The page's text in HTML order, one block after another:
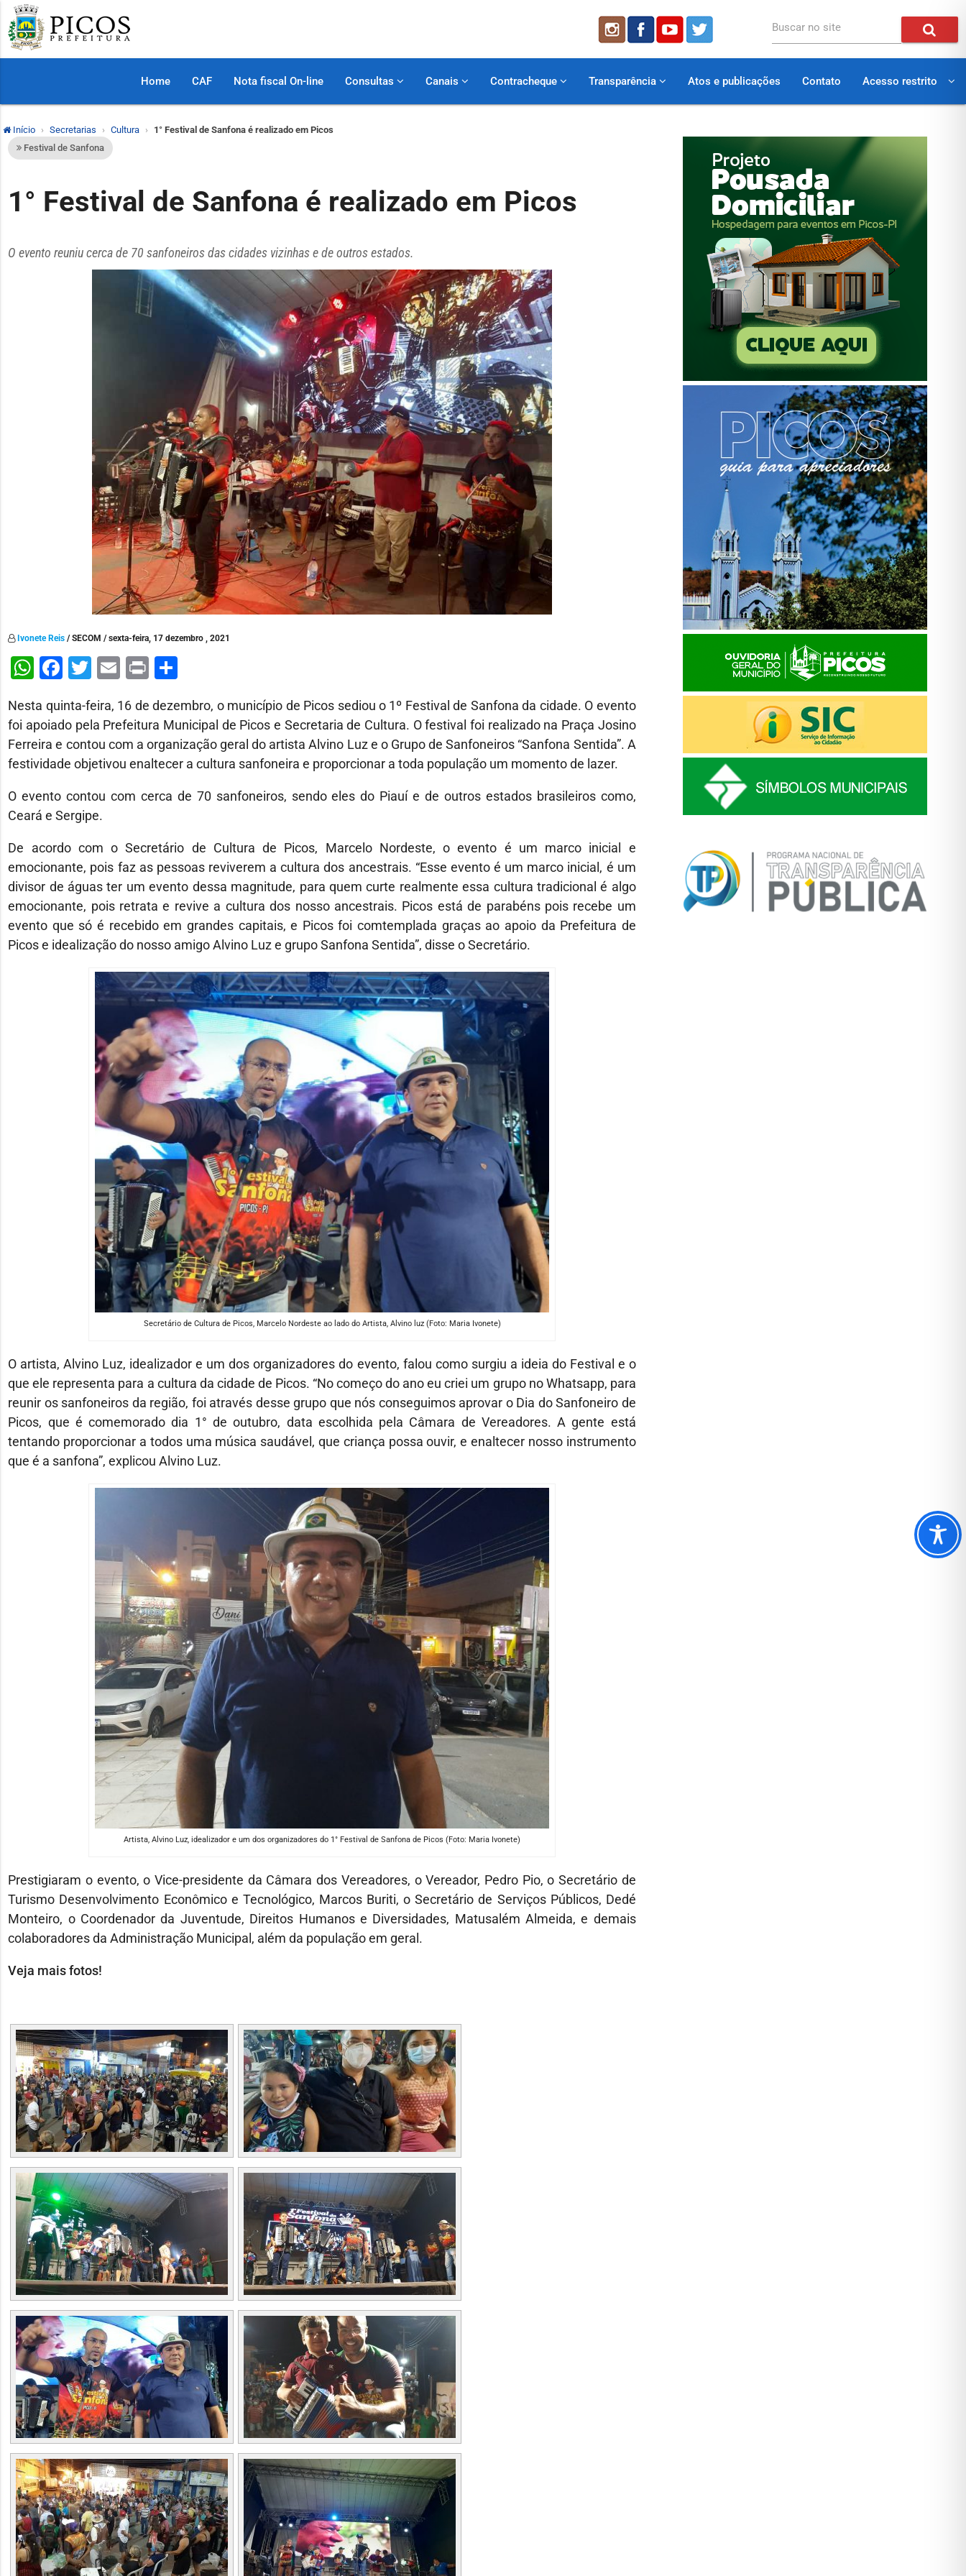
Buscar no site
Home CAF Nota fiscal On-line Consultas Canais Contracheque Transparência Atos e publicações Contato Acesso restrito
Início Secretarias Cultura
1° Festival de Sanfona é realizado em Picos
Festival de Sanfona
1° Festival de Sanfona é realizado em Picos
O evento reuniu cerca de 70 sanfoneiros das cidades vizinhas e de outros estados.
Ivonete Reis / SECOM / sexta-feira, 17 dezembro , 2021
WhatsApp
Facebook
Twitter
Email
Print
Nesta quinta-feira, 16 de dezembro, o município de Picos sediou o 1º Festival de Sanfona da cidade. O evento
foi apoiado pela Prefeitura Municipal de Picos e Secretaria de Cultura. O festival foi realizado na Praça Josino
Ferreira e contou com a organização geral do artista Alvino Luz e o Grupo de Sanfoneiros “Sanfona Sentida”. A
festividade objetivou enaltecer a cultura sanfoneira e proporcionar a toda população um momento de lazer.
O evento contou com cerca de 70 sanfoneiros, sendo eles do Piauí e de outros estados brasileiros como,
Ceará e Sergipe.
De acordo com o Secretário de Cultura de Picos, Marcelo Nordeste, o evento é um marco inicial e
emocionante, pois faz as pessoas reviverem a cultura dos ancestrais. “Esse evento é um marco inicial, é um
divisor de águas ter um evento dessa magnitude, para quem curte realmente essa cultura tradicional é algo
emocionante, pois retrata e revive a cultura dos nosso ancestrais. Picos está de parabéns pois recebe um
evento que só é recebido em grandes capitais, e Picos foi comtemplada graças ao apoio da Prefeitura de
Picos e idealização do nosso amigo Alvino Luz e grupo Sanfona Sentida”, disse o Secretário.
Secretário de Cultura de Picos, Marcelo Nordeste ao lado do Artista, Alvino luz (Foto: Maria Ivonete)
O artista, Alvino Luz, idealizador e um dos organizadores do evento, falou como surgiu a ideia do Festival e o
que ele representa para a cultura da cidade de Picos. “No começo do ano eu criei um grupo no Whatsapp, para
reunir os sanfoneiros da região, foi através desse grupo que nós conseguimos aprovar o Dia do Sanfoneiro de
Picos, que é comemorado dia 1° de outubro, data escolhida pela Câmara de Vereadores. A gente está
tentando proporcionar a todos uma música saudável, que criança possa ouvir, e enaltecer nosso instrumento
que é a sanfona”, explicou Alvino Luz.
Artista, Alvino Luz, idealizador e um dos organizadores do 1° Festival de Sanfona de Picos (Foto: Maria Ivonete)
Prestigiaram o evento, o Vice-presidente da Câmara dos Vereadores, o Vereador, Pedro Pio, o Secretário de
Turismo Desenvolvimento Econômico e Tecnológico, Marcos Buriti, o Secretário de Serviços Públicos, Dedé
Monteiro, o Coordenador da Juventude, Direitos Humanos e Diversidades, Matusalém Almeida, e demais
colaboradores da Administração Municipal, além da população em geral.
Veja mais fotos!